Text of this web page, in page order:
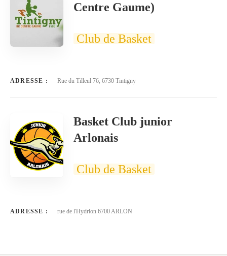
Centre Gaume)
Club de Basket
ADRESSE : Rue du Tilleul 76, 6730 Tintigny
Basket Club junior
Arlonais
Club de Basket
ADRESSE : rue de l'Hydrion 6700 ARLON